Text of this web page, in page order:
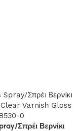
Σπρέι Βερνίκι